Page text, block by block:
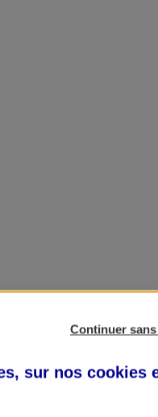
Continuer
sur nos cookies